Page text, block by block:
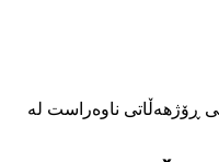
ڕۆژهەڵاتی ناوەراست لە